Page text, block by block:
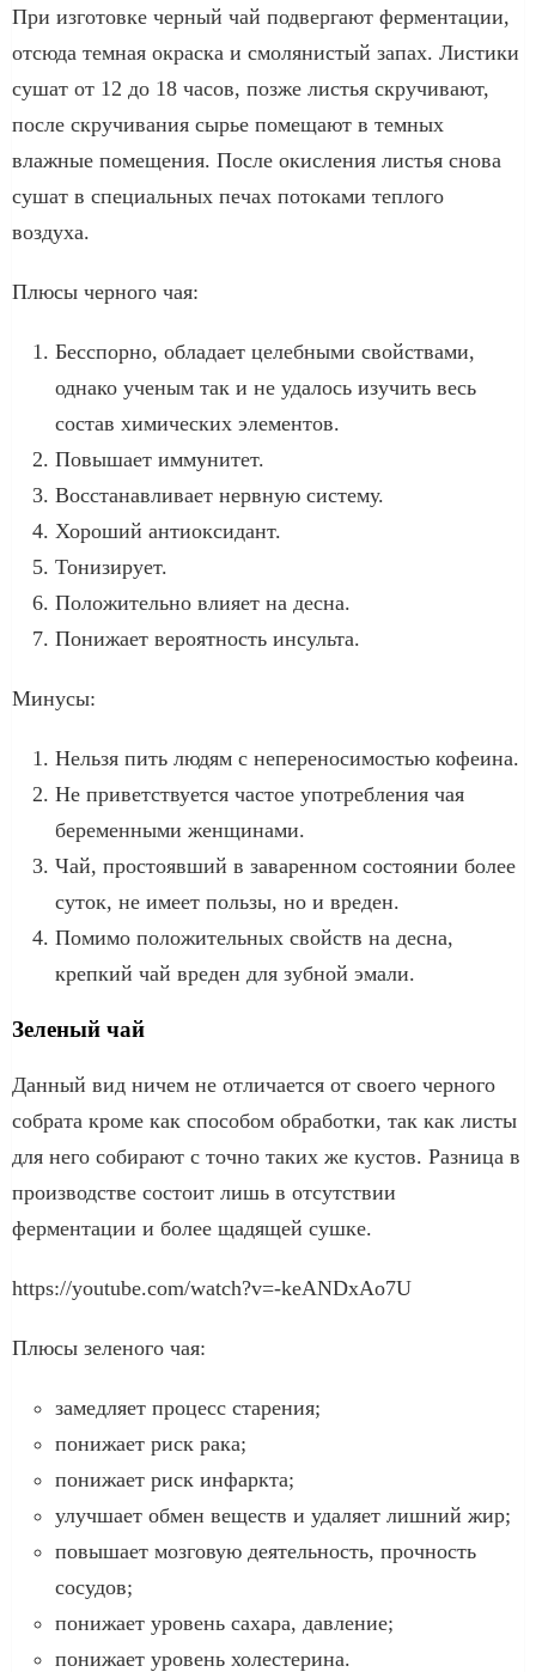
При изготовке черный чай подвергают ферментации,
отсюда темная окраска и смолянистый запах. Листики
сушат от 12 до 18 часов, позже листья скручивают,
после скручивания сырье помещают в темных
влажные помещения. После окисления листья снова
сушат в специальных печах потоками теплого
воздуха.
Плюсы черного чая:
Бесспорно, обладает целебными свойствами,
однако ученым так и не удалось изучить весь
состав химических элементов.
Повышает иммунитет.
Восстанавливает нервную систему.
Хороший антиоксидант.
Тонизирует.
Положительно влияет на десна.
Понижает вероятность инсульта.
Минусы:
Нельзя пить людям с непереносимостью кофеина.
Не приветствуется частое употребления чая
беременными женщинами.
Чай, простоявший в заваренном состоянии более
суток, не имеет пользы, но и вреден.
Помимо положительных свойств на десна,
крепкий чай вреден для зубной эмали.
Зеленый чай
Данный вид ничем не отличается от своего черного
собрата кроме как способом обработки, так как листы
для него собирают с точно таких же кустов. Разница в
производстве состоит лишь в отсутствии
ферментации и более щадящей сушке.
https://youtube.com/watch?v=-keANDxAo7U
Плюсы зеленого чая:
замедляет процесс старения;
понижает риск рака;
понижает риск инфаркта;
улучшает обмен веществ и удаляет лишний жир;
повышает мозговую деятельность, прочность
сосудов;
понижает уровень сахара, давление;
понижает уровень холестерина.